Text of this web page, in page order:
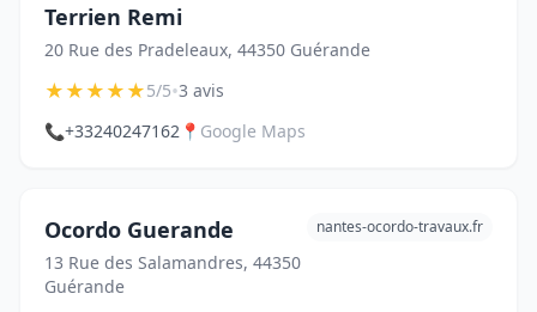
Terrien Remi
20 Rue des Pradeleaux, 44350 Guérande
★★★★★5/5•3 avis
📞+33240247162 📍 Google Maps
Ocordo Guerande
13 Rue des Salamandres, 44350
Guérande
nantes-ocordo-travaux.fr